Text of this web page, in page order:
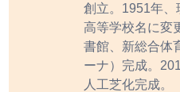
創立。1951年、
高等学校名に変
書館、新総合体
ーナ）完成。
人工芝化完成。